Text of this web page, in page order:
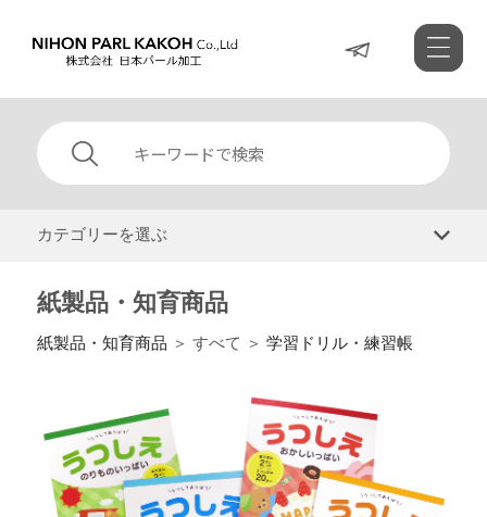
カテゴリーを選ぶ
紙製品・知育商品
紙製品・知育商品 ＞ すべて ＞ 学習ドリル・練習帳